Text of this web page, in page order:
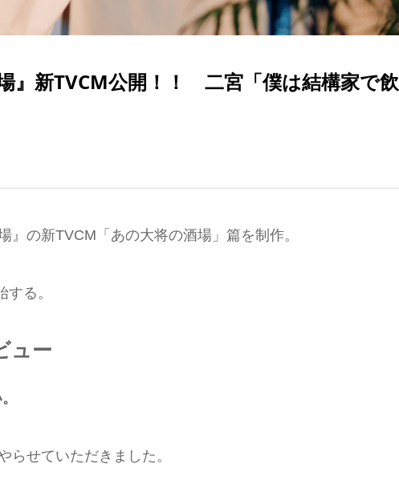
』新TVCM公開！！ 二宮「僕は結構家で飲
の新TVCM「あの大将の酒場」篇を制作。
る。
ュー
らせていただきました。